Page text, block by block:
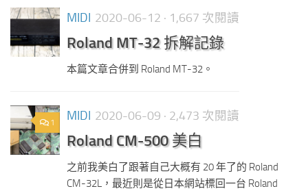
MIDI 2020-06-12 · 1,667 次閱讀
Roland MT-32 拆解記錄
本篇文章合併到 Roland MT-32。
1 MIDI 2020-06-09 · 2,473 次閱讀
Roland CM-500 美白
之前我美白了跟著自己大概有 20 年了的 Roland
CM-32L，最近則是從日本網站標回一台 Roland